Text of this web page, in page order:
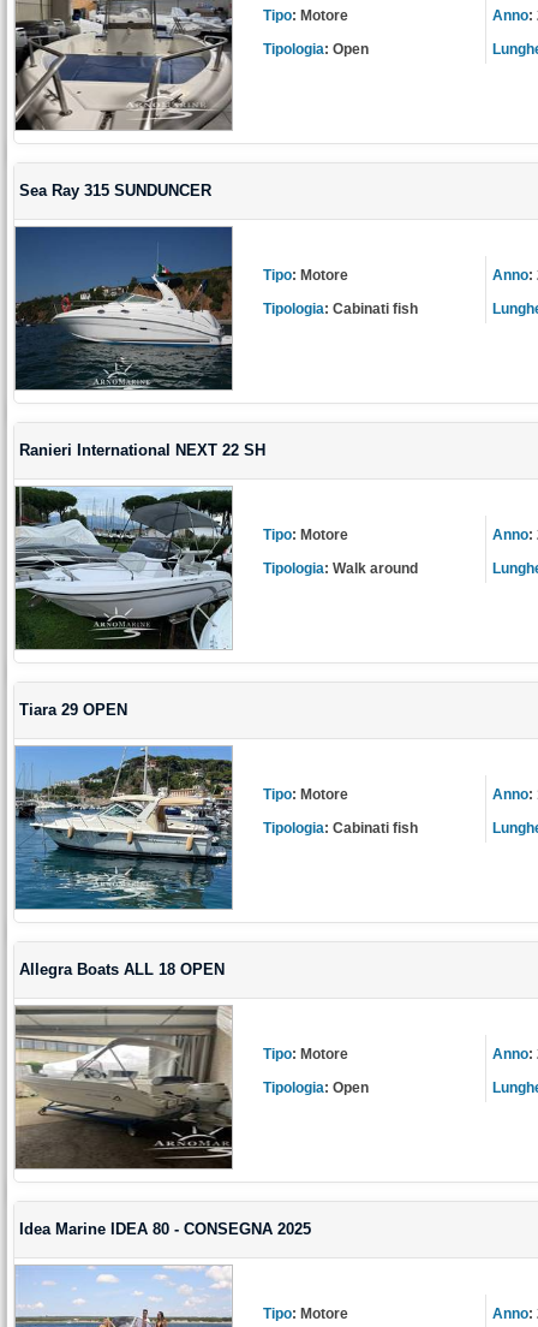
Tipo: Motore
Tipologia: Open
Anno:
Sea Ray 315 SUNDUNCER
Tipo: Motore
Tipologia: Cabinati fish
Anno:
Ranieri International NEXT 22 SH
Tipo: Motore
Tipologia: Walk around
Anno:
Tiara 29 OPEN
Tipo: Motore
Tipologia: Cabinati fish
Anno:
Allegra Boats ALL 18 OPEN
Tipo: Motore
Tipologia: Open
Anno:
Idea Marine IDEA 80 - CONSEGNA 2025
Tipo: Motore Anno: